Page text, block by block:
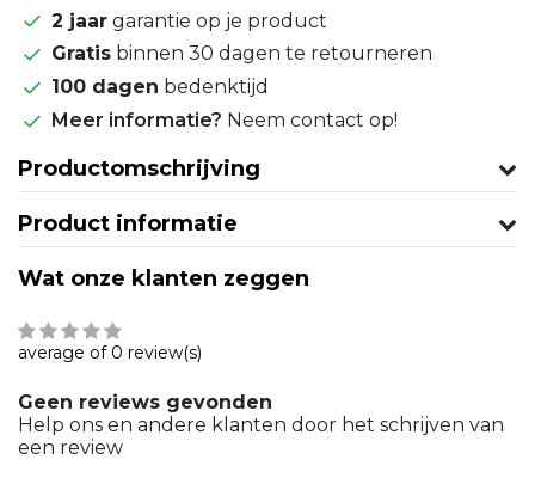
2 jaar garantie op je product
Gratis binnen 30 dagen te retourneren
100 dagen bedenktijd
Meer informatie? Neem contact op!
Productomschrijving
Product informatie
Wat onze klanten zeggen
average of 0 review(s)
Geen reviews gevonden
Help ons en andere klanten door het schrijven van
een review